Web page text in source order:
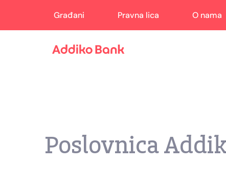
Građani Pravna lica O nama
Poslovnica